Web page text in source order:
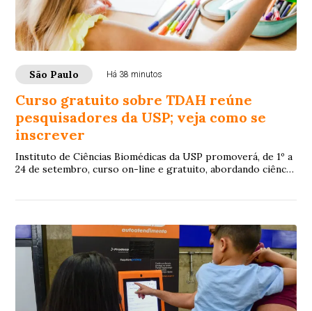
São Paulo Há 38 minutos
Curso gratuito sobre TDAH reúne
pesquisadores da USP; veja como se
inscrever
Instituto de Ciências Biomédicas da USP promoverá, de 1º a
24 de setembro, curso on-line e gratuito, abordando ciência,